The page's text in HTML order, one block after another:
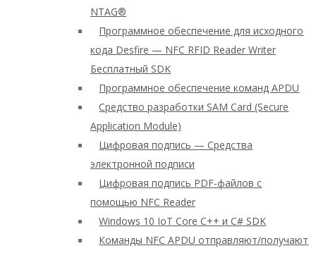
NTAG®
Программное обеспечение для исходного
кода Desfire — NFC RFID Reader Writer
Бесплатный SDK
Программное обеспечение команд APDU
Средство разработки SAM Card (Secure
Application Module)
Цифровая подпись — Средства
электронной подписи
Цифровая подпись PDF-файлов с
помощью NFC Reader
Windows 10 IoT Core C++ и C# SDK
Команды NFC APDU отправляют/получают